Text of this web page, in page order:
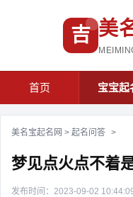
吉 美
首页 宝宝起
美名宝起名网 > 起名问答 >
梦见点火点不着
发布时间：2023-09-02